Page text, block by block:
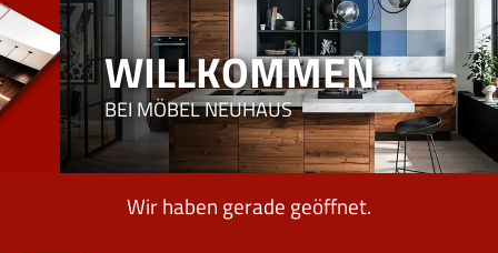
WILLKOMMEN
BEI MÖBEL NEUHAUS
Wir haben gerade geöffnet.